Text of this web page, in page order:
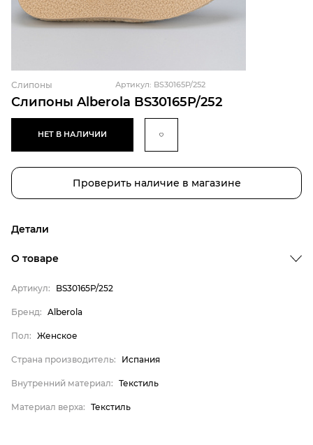
Слипоны Alberola BS30165P/252
Слипоны Артикул: BS30165P/252
НЕТ В НАЛИЧИИ
Проверить наличие в магазине
Детали
Бренд
Пол
Alberola
О товаре
Артикул: BS30165P/252
Бренд: Alberola
Пол: Женское
Страна производитель: Испания
Внутренний материал: Текстиль
Материал верха: Текстиль